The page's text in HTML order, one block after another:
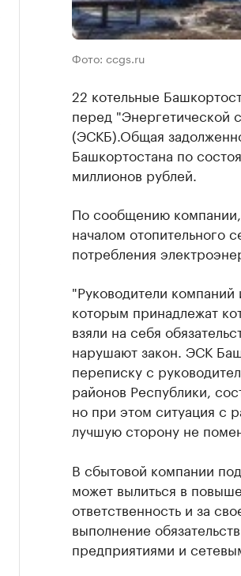
Фото: ccgs.ru
22 котельные
перед "Энергетической
(ЭСКБ).Общая
Башкортостана по
миллионов рублей.
По сообщению
началом отопительного
потребления
"Руководители
которым принадлежат
взяли на себя
нарушают закон. ЭСК
переписку с
районов Республики,
но при этом ситуация с
лучшую сторону не
В сбытовой компании
может вылиться в
ответственность и за
выполнение
предприятиями и